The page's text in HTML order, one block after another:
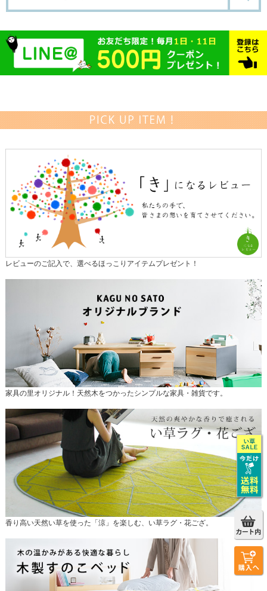
レビューのご記入で、選べるほっこりアイテムプレゼント！
家具の里オリジナル！天然木をつかったシンプルな家具・雑貨です。
香り高い天然い草を使った「涼」を楽しむ、い草ラグ・花ござ。